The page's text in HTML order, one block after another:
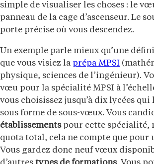
simple de visualiser les choses : le
panneau de la cage d’ascenseur. Le
porte précise où vous descendez.
Un exemple parle mieux qu’une
que vous visiez la prépa MPSI
physique, sciences de l’ingénieur).
vœu pour la spécialité MPSI à
vous choisissez jusqu’à dix lycées
sous forme de sous-vœux. Vous
établissementspour cette spécialité,
quota total, cela ne compte que pour
Vous gardez donc neuf vœux